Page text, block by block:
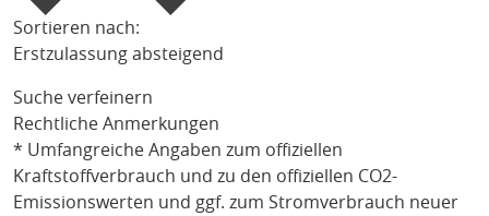
Sortieren nach:
Erstzulassung absteigend
Suche verfeinern
Rechtliche Anmerkungen
* Umfangreiche Angaben zum offiziellen
Kraftstoffverbrauch und zu den offiziellen CO2-
Emissionswerten und ggf. zum Stromverbrauch neuer